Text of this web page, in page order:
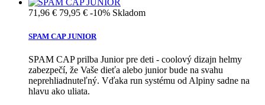
71,96 € 79,95 € -10% Skladom
SPAM CAP JUNIOR
SPAM CAP prilba Junior pre deti - coolový dizajn helmy
zabezpečí, že Vaše dieťa alebo junior bude na svahu
neprehliadnuteľný. Vďaka run systému od Alpiny sadne na
hlavu ako uliata.